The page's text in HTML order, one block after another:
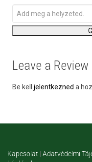
Leave a Review
Be kell jelentkezned a
Kapcsolat | Adatvédelmi